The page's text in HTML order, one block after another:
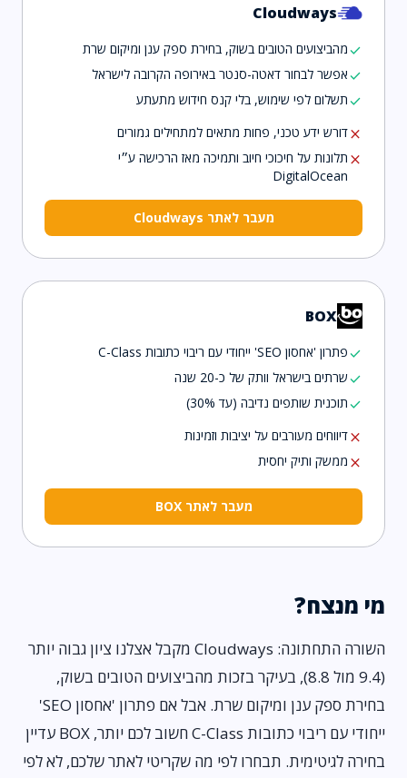
Cloudways
checkמהביצועים הטובים בשוק, בחירת ספק ענן ומיקום שרת
checkאפשר לבחור דאטה-סנטר באירופה הקרובה לישראל
checkתשלום לפי שימוש, בלי קנס חידוש מתעתע
closeדורש ידע טכני, פחות מתאים למתחילים גמורים
close תלונות על חיכוכי חיוב ותמיכה מאז הרכישה ע״י
DigitalOcean
מעבר לאתר Cloudways
BOX
checkפתרון 'אחסון SEO' ייחודי עם ריבוי כתובות C-Class
checkשרתים בישראל וותק של כ-20 שנה
checkתוכנית שותפים נדיבה (עד 30%)
closeדיווחים מעורבים על יציבות וזמינות
close ממשק ותיק יחסית
מעבר לאתר BOX
מי מנצח?
השורה התחתונה: Cloudways מקבל אצלנו ציון גבוה יותר
(9.4 מול 8.8), בעיקר בזכות מהביצועים הטובים בשוק,
בחירת ספק ענן ומיקום שרת. אבל אם פתרון 'אחסון SEO'
ייחודי עם ריבוי כתובות C-Class חשוב לכם יותר, BOX עדיין
בחירה לגיטימית. תבחרו לפי מה שקריטי לאתר שלכם, לא לפי